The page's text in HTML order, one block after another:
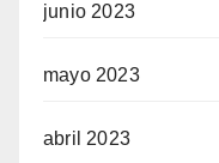
junio 2023
mayo 2023
abril 2023